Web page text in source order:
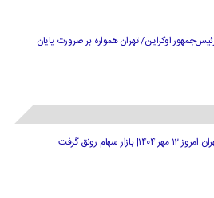
اوکراین/ تهران همواره بر ضرورت پایان
سهام رونق گرفت